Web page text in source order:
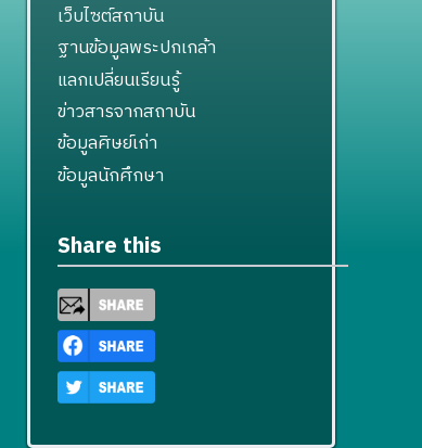
เว็บไซต์สถาบัน
ฐานข้อมูลพระปกเกล้า
แลกเปลี่ยนเรียนรู้
ข่าวสารจากสถาบัน
ข้อมูลศิษย์เก่า
ข้อมูลนักศึกษา
Share this